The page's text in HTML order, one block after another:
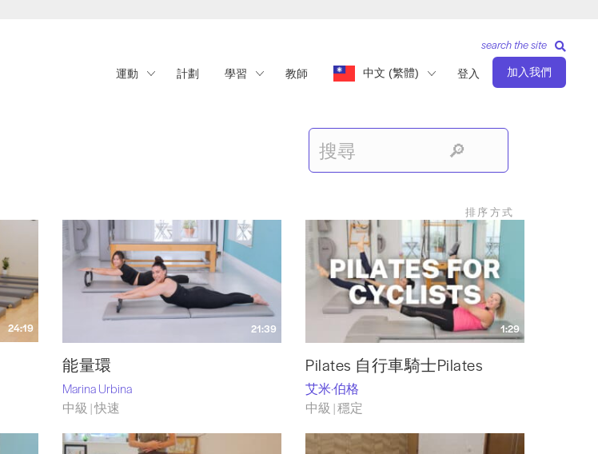
運動 計劃 學習 教師 中文 (繁體) 登入 加入我們
search the site
排序方式
24:19 21:39
能量環
Marina Urbina
中級 | 快速
1:29
Pilates 自行車騎士Pilates
艾米·伯格
中級 | 穩定